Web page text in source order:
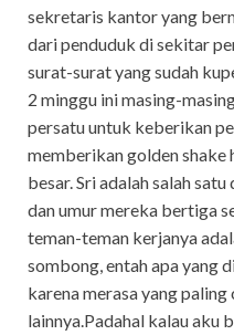
sekretaris kantor yang
dari penduduk di sekitar
surat-surat yang sudah
2 minggu ini masing-
persatu untuk keberikan
memberikan golden shake
besar. Sri adalah salah
dan umur mereka bertiga
teman-teman kerjanya
sombong, entah apa yang
karena merasa yang
lainnya.Padahal kalau aku